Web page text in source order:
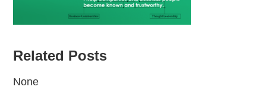
Related Posts
None